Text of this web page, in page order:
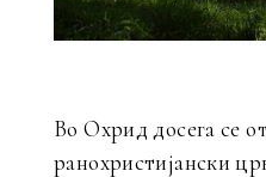
Во Охрид досега се
ранохристијански